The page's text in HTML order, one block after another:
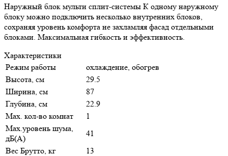
Наружный блок мульти сплит-системы К одному наружному
блоку можно подключить несколько внутренних блоков,
сохраняя уровень комфорта не захламляя фасад отдельными
блоками. Максимальная гибкость и эффективность.
Характеристики
Режим работы
охлаждение, обогрев
Высота, см
29.5
Ширина, см
87
Глубина, см
22.9
Max. кол-во комнат
1
Max.уровень шума,
дБ(А)
41
Вес Брутто, кг
13